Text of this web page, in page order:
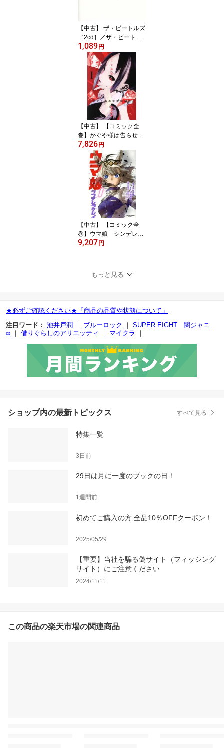
【中古】 ザ・ビートルズ
［2cd］／ザ・ビートル
ズ
1,089 円
【中古】 【コミック全
巻】かぐや様は告らせた
い（全28巻）セット／赤
坂アカ
7,826 円
【中古】 【コミック全
巻】ウマ娘 シンデレラ
グレイ（全23巻）セット
9,207 円
もっと見る
★必ずご確認ください★「商品の品質や状態について」
注目ワード： 池井戸潤 ｜ ブルーロック ｜ SUPER EIGHT 関ジャニ
∞ ｜ 借りぐらしのアリエッティ ｜ マイクラ ｜
ショップ内の最新トピックス すべて見る
特集一覧
3日前
29日は月に一度のブックの日！
1週間前
初めてご購入の方 全品10％OFFクーポン！
2025/05/29
【重要】当社を騙る偽サイト（フィッシング
サイト）にご注意ください
2024/11/11
この商品の楽天市場の関連商品